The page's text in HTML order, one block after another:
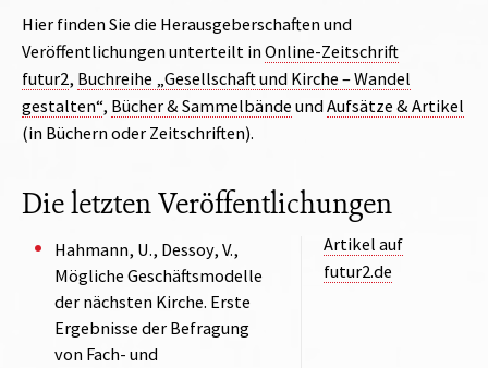
Hier finden Sie die Herausgeberschaften und
Veröffentlichungen unterteilt inOnline-Zeitschrift
futur2, Buchreihe „Gesellschaft und Kirche – Wandel
gestalten“, Bücher & Sammelbände undAufsätze & Artikel
(in Büchern oder Zeitschriften).
Die letzten Veröffentlichungen
Hahmann, U., Dessoy, V.,
Mögliche Geschäftsmodelle
der nächsten Kirche. Erste
Ergebnisse der Befragung
von Fach- und
Artikel auf
futur2.de